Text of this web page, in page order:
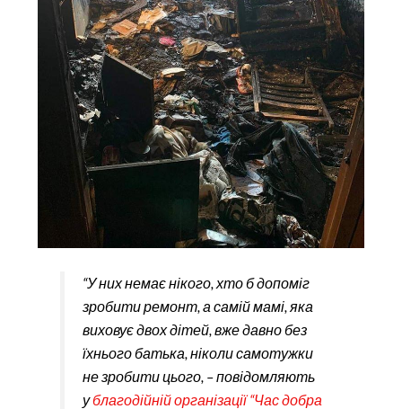
“У них немає нікого, хто б допоміг
зробити ремонт, а самій мамі, яка
виховує двох дітей, вже давно без
їхнього батька, ніколи самотужки
не зробити цього, – повідомляють
ублагодійній організації “Час добра